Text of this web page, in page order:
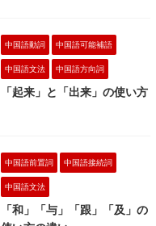
中国語動詞 中国語可能補語
中国語文法 中国語方向詞
「起来」と「出来」の使い方
中国語前置詞 中国語接続詞
中国語文法
「和」「与」「跟」「及」の